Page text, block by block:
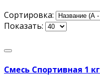
Сортировка:
Показать:
Смесь Спортивная 1 кг